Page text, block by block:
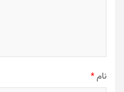
نام*